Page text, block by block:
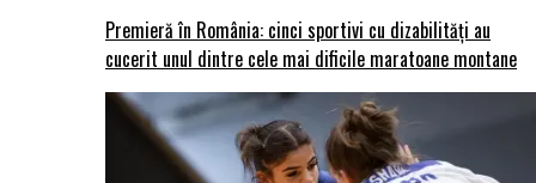
Premieră în România: cinci sportivi cu dizabilități au
cucerit unul dintre cele mai dificile maratoane montane